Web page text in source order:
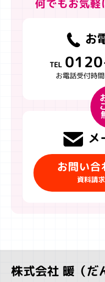
何でもお気軽
お
TEL
お電話受付時
メ
お問い合
資料請
株式会社 暖（だ